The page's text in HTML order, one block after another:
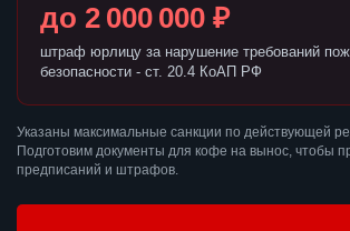
до 2 000 000 ₽
штраф юрлицу за нарушение требований
безопасности - ст. 20.4 КоАП РФ
Указаны максимальные санкции по действующей
Подготовим документы для кофе на вынос, чтобы
предписаний и штрафов.